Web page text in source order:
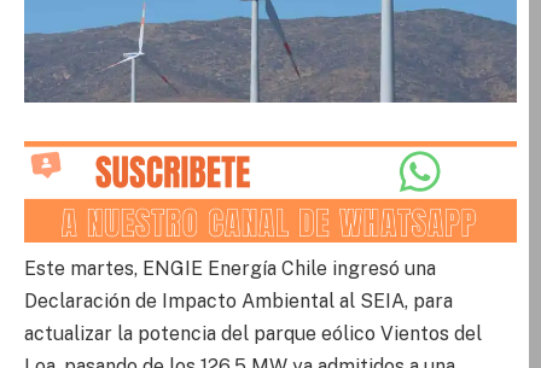
Este martes, ENGIE Energía Chile ingresó una
Declaración de Impacto Ambiental al SEIA, para
actualizar la potencia del parque eólico Vientos del